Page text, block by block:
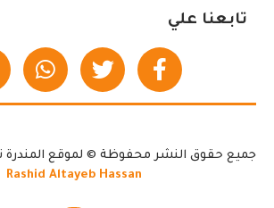
تابعنا علي
جميع حقوق النشر محفوظة © لموقع المندرة
Rashid Altayeb Hassan